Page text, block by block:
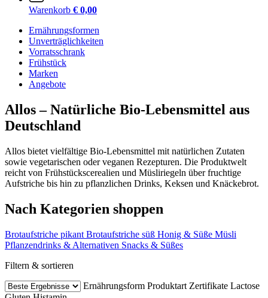
Warenkorb € 0,00
Ernährungsformen
Unverträglichkeiten
Vorratsschrank
Frühstück
Marken
Angebote
Allos – Natürliche Bio-Lebensmittel aus
Deutschland
Allos bietet vielfältige Bio-Lebensmittel mit natürlichen Zutaten
sowie vegetarischen oder veganen Rezepturen. Die Produktwelt
reicht von Frühstückscerealien und Müsliriegeln über fruchtige
Aufstriche bis hin zu pflanzlichen Drinks, Keksen und Knäckebrot.
Nach Kategorien shoppen
Brotaufstriche pikant Brotaufstriche süß Honig & Süße Müsli
Pflanzendrinks & Alternativen Snacks & Süßes
Filtern & sortieren
Ernährungsform Produktart Zertifikate Lactose